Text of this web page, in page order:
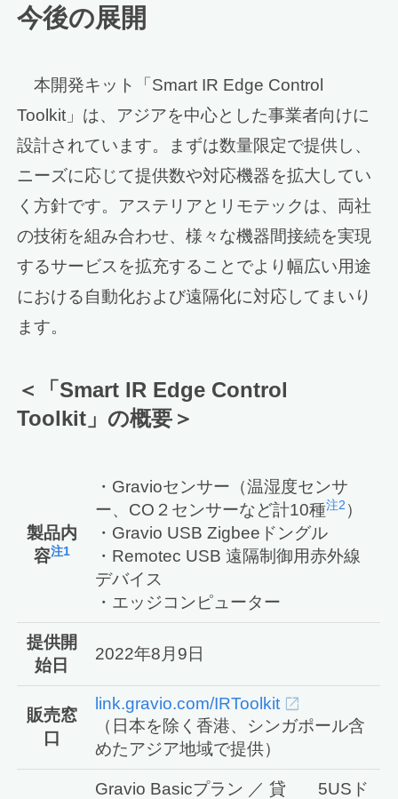
今後の展開
本開発キット「Smart IR Edge Control
Toolkit」は、アジアを中心とした事業者向けに
設計されています。まずは数量限定で提供し、
ニーズに応じて提供数や対応機器を拡大してい
く方針です。アステリアとリモテックは、両社
の技術を組み合わせ、様々な機器間接続を実現
するサービスを拡充することでより幅広い用途
における自動化および遠隔化に対応してまいり
ます。
＜「Smart IR Edge Control
Toolkit」の概要＞
製品内
容注1
・Gravioセンサー（温湿度センサ
ー、CO２センサーなど計10種注2 ）
・Gravio USB Zigbeeドングル
・Remotec USB 遠隔制御用赤外線
デバイス
・エッジコンピューター
提供開
始日
2022年8月9日
販売窓
口
link.gravio.com/IRToolkit
（日本を除く香港、シンガポール含
めたアジア地域で提供）
Gravio Basicプラン ／ 貸
5USド